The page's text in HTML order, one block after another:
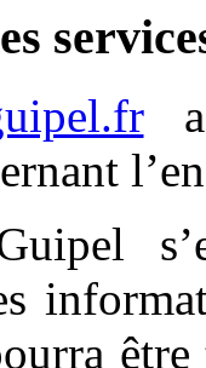
a
être